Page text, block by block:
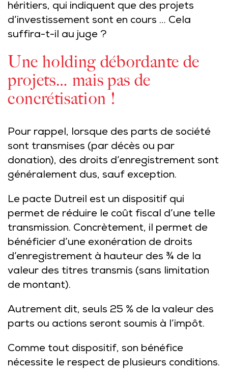
héritiers, qui indiquent que des projets
d’investissement sont en cours … Cela
suffira-t-il au juge ?
Une holding débordante de
projets… mais pas de
concrétisation !
Pour rappel, lorsque des parts de société
sont transmises (par décès ou par
donation), des droits d’enregistrement sont
généralement dus, sauf exception.
Le pacte Dutreil est un dispositif qui
permet de réduire le coût fiscal d’une telle
transmission. Concrètement, il permet de
bénéficier d’une exonération de droits
d’enregistrement à hauteur des ¾ de la
valeur des titres transmis (sans limitation
de montant).
Autrement dit, seuls 25 % de la valeur des
parts ou actions seront soumis à l’impôt.
Comme tout dispositif, son bénéfice
nécessite le respect de plusieurs conditions.